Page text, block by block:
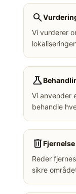
search
Vi vurderer
science
Vi anvender
behandle
delete
Reder
sikre